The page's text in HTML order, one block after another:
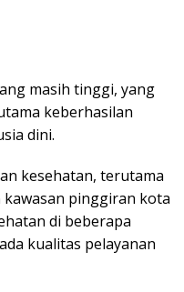
masih tinggi, yang
keberhasilan
dini.
kesehatan, terutama
pinggiran kota
di beberapa
kualitas pelayanan